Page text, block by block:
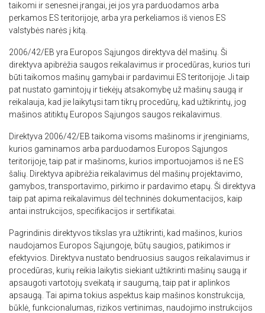
taikomi ir senesnei įrangai, jei jos yra parduodamos arba
perkamos ES teritorijoje, arba yra perkeliamos iš vienos ES
valstybės narės į kitą.
2006/42/EB yra Europos Sąjungos direktyva dėl mašinų. Ši
direktyva apibrėžia saugos reikalavimus ir procedūras, kurios turi
būti taikomos mašinų gamybai ir pardavimui ES teritorijoje. Ji taip
pat nustato gamintojų ir tiekėjų atsakomybę už mašinų saugą ir
reikalauja, kad jie laikytųsi tam tikrų procedūrų, kad užtikrintų, jog
mašinos atitiktų Europos Sąjungos saugos reikalavimus.
Direktyva 2006/42/EB taikoma visoms mašinoms ir įrenginiams,
kurios gaminamos arba parduodamos Europos Sąjungos
teritorijoje, taip pat ir mašinoms, kurios importuojamos iš ne ES
šalių. Direktyva apibrėžia reikalavimus dėl mašinų projektavimo,
gamybos, transportavimo, pirkimo ir pardavimo etapų. Ši direktyva
taip pat apima reikalavimus dėl techninės dokumentacijos, kaip
antai instrukcijos, specifikacijos ir sertifikatai.
Pagrindinis direktyvos tikslas yra užtikrinti, kad mašinos, kurios
naudojamos Europos Sąjungoje, būtų saugios, patikimos ir
efektyvios. Direktyva nustato bendruosius saugos reikalavimus ir
procedūras, kurių reikia laikytis siekiant užtikrinti mašinų saugą ir
apsaugoti vartotojų sveikatą ir saugumą, taip pat ir aplinkos
apsaugą. Tai apima tokius aspektus kaip mašinos konstrukcija,
būklė, funkcionalumas, rizikos vertinimas, naudojimo instrukcijos
ENGLISH TRANSLATION
Ši svetainė naudoja slapukus
Naudojame slapukus siekdami
suasmeninti turinį, skelbimus ir analizuoti
srautą. Taip pat dalijamės informacija apie
jūsų naudojimąsi mūsų svetaine su mūsų
reklamos ir analizės partneriais, kurie gali
ją sujungti su kita informacija, kurią jiems
pateikėte arba kurią jie surinko, kai
naudojatės jų paslaugomis. Privatumo
politika
Būtinieji
Veikimą
gerinantys
Tiksliniai
Funkciniai Neklasifikuojami
AŠ SUTINKU